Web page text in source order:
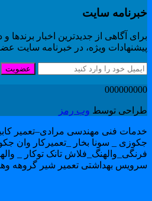
سایت
آگاهی از جدیدترین اخبار برندها و
ویژه، در خبرنامه سایت عضو
عضویت
توسطوب رمز
فنی مهندسی مرادی–تعمیر
_ سونا بخار _تعمیرکار وان
تانک توکار _
بهداشتی تعمیر شیر گروهه